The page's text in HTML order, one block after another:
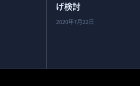
げ検討
2020年7月22日